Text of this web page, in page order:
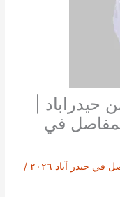
حيدراباد |
في
حيدر آباد ٢٠٢٦
/